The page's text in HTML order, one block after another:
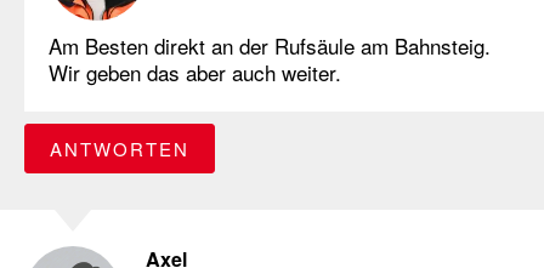
Am Besten direkt an der Rufsäule am Bahnsteig.
Wir geben das aber auch weiter.
ANTWORTEN
Axel